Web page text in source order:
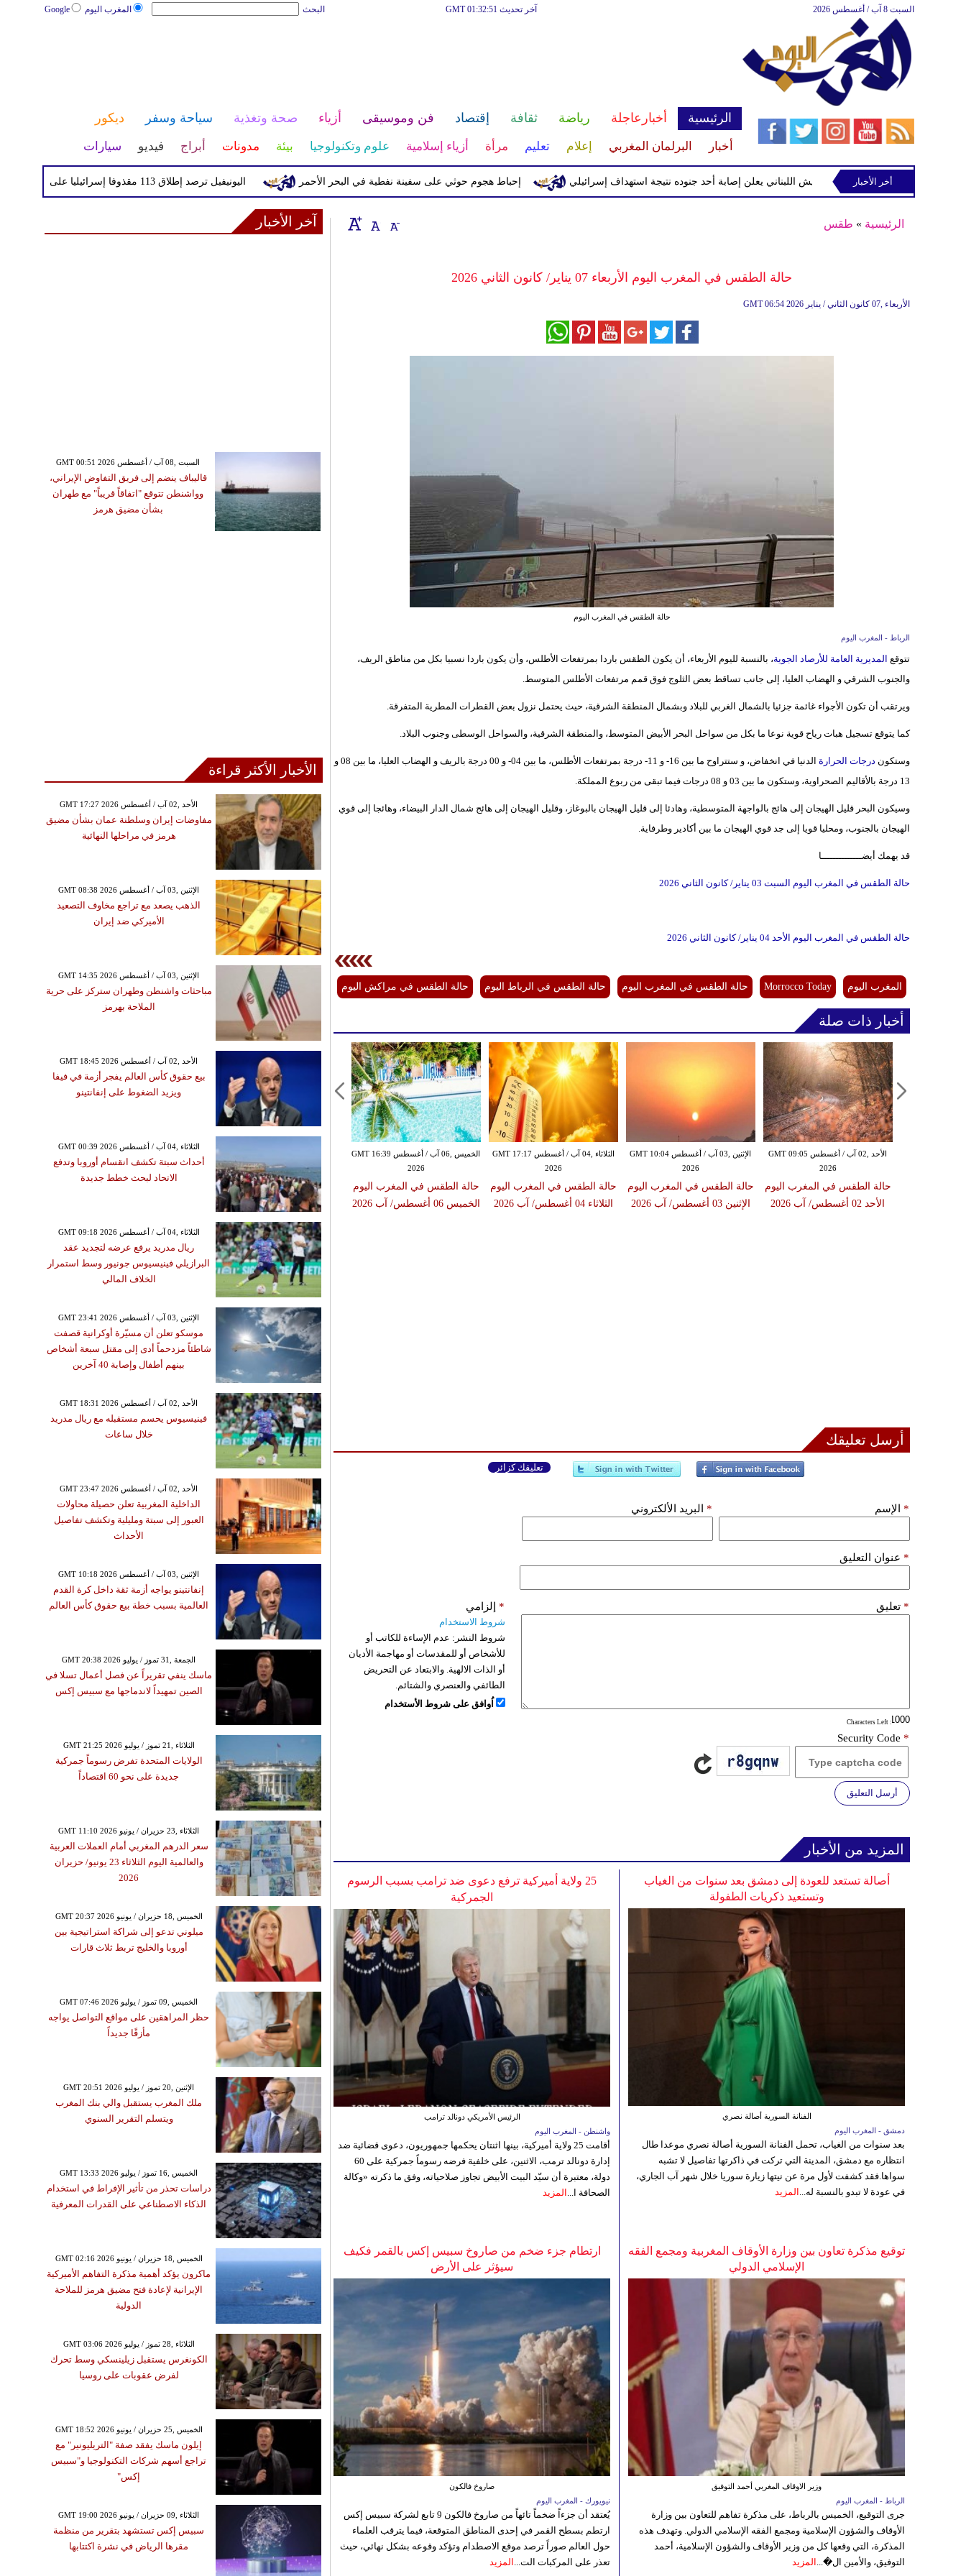
المغرب اليوم Google البحث آخر تحديث GMT 01:32:51 السبت 8 آب / أغسطس 2026
الرئيسية أخبارعاجلة رياضة ثقافة إقتصاد فن وموسيقى أزياء صحة وتغذية سياحة وسفر ديكور
أخبار البرلمان المغربي إعلام تعليم مرأة أزياء إسلامية علوم وتكنولوجيا بيئة مدونات أبراج فيديو سيارات
اليونيفيل ترصد إطلاق 113 مقذوفا إسرائيليا على لبنان خلال يوم واحد إحباط هجوم حوثي على سفينة نفطية في البحر الأحمر الجيش اللبناني يعلن إصابة أحد جنوده نتيجة استهداف إسرائيليأخر الأخبار
الرئيسية » طقس
حالة الطقس في المغرب اليوم الأربعاء 07 يناير/ كانون الثاني 2026
GMT 06:54 2026 الأربعاء ,07 كانون الثاني / يناير
حالة الطقس في المغرب اليوم
الرباط - المغرب اليوم
تتوقع المديرية العامة للأرصاد الجوية، بالنسبة لليوم الأربعاء، أن يكون الطقس باردا بمرتفعات الأطلس، وأن يكون باردا نسبيا بكل من مناطق الريف،
والجنوب الشرقي و الهضاب العليا، إلى جانب تساقط بعض الثلوج فوق قمم مرتفعات الأطلس المتوسط.
ويرتقب أن تكون الأجواء غائمة جزئيا بالشمال الغربي للبلاد وبشمال المنطقة الشرقية، حيث يحتمل نزول بعض القطرات المطرية المتفرقة.
كما يتوقع تسجيل هبات رياح قوية نوعا ما بكل من سواحل البحر الأبيض المتوسط، والمنطقة الشرقية، والسواحل الوسطى وجنوب البلاد.
وستكون درجات الحرارة
الدنيا في انخفاض، و ستتراوح ما بين 16- و 11- درجة بمرتفعات الأطلس، ما بين 04- و 00 درجة بالريف و الهضاب العليا، ما بين 08 و
13 درجة بالأقاليم الصحراوية، وستكون ما بين 03 و 08 درجات فيما تبقى من ربوع المملكة.
وسيكون البحر قليل الهيجان إلى هائج بالواجهة المتوسطية، وهادئا إلى قليل الهيجان بالبوغاز، وقليل الهيجان إلى هائج شمال الدار البيضاء، وهائجا إلى قوي
الهيجان بالجنوب، ومحليا قويا إلى جد قوي الهيجان ما بين أكادير وطرفاية.
قد يهمك أيضــــــــــــــا
حالة الطقس في المغرب اليوم السبت 03 يناير/ كانون الثاني 2026
حالة الطقس في المغرب اليوم الأحد 04 يناير/ كانون الثاني 2026
المغرب اليوم Morrocco Today حالة الطقس في المغرب اليوم حالة الطقس في الرباط اليوم حالة الطقس في مراكش اليوم
أخبار ذات صلة
الجمعة ,07 آب / أغسطس GMT 10:15
2026
حالة الطقس في المغرب اليوم
الجمعة 07 أغسطس/ آب 2026
الخميس ,06 آب / أغسطس GMT 16:39
2026
حالة الطقس في المغرب اليوم
الخميس 06 أغسطس/ آب 2026
الثلاثاء ,04 آب / أغسطس GMT 17:17
2026
حالة الطقس في المغرب اليوم
الثلاثاء 04 أغسطس/ آب 2026
الإثنين ,03 آب / أغسطس GMT 10:04
2026
حالة الطقس في المغرب اليوم
الإثنين 03 أغسطس/ آب 2026
الأحد ,02 آب / أغسطس GMT 09:05
2026
حالة الطقس في المغرب اليوم
الأحد 02 أغسطس/ آب 2026
أرسل تعليقك
تعليقك كزائر
الإسم * البريد الألكتروني *
عنوان التعليق *
تعليق *
: Characters Left
إلزامي *
شروط الاستخدام
شروط النشر: عدم الإساءة للكاتب أو
للأشخاص أو للمقدسات أو مهاجمة الأديان
أو الذات الالهية. والابتعاد عن التحريض
الطائفي والعنصري والشتائم.
اُوافق على شروط الأستخدام
Security Code *
أرسل التعليق
المزيد من الأخبار
25 ولاية أميركية ترفع دعوى ضد ترامب بسبب الرسوم
الجمركية
الرئيس الأمريكي دونالد ترامب
واشنطن - المغرب اليوم
أقامت 25 ولاية أميركية، بينها اثنتان يحكمها جمهوريون، دعوى قضائية ضد
إدارة دونالد ترمب، الاثنين، على خلفية فرضه رسوماً جمركية على 60
دولة، معتبرة أن سيّد البيت الأبيض تجاوز صلاحياته، وفق ما ذكرته «وكالة
الصحافة ا... المزيد
أصالة تستعد للعودة إلى دمشق بعد سنوات من الغياب
وتستعيد ذكريات الطفولة
الفنانة السورية أصالة نصري
دمشق - المغرب اليوم
بعد سنوات من الغياب، تحمل الفنانة السورية أصالة نصري موعدا طال
انتظاره مع دمشق، المدينة التي تركت في ذاكرتها تفاصيل لا تشبه
سواها.فقد كشفت لأول مرة عن نيتها زيارة سوريا خلال شهر آب الجاري،
في عودة لا تبدو بالنسبة له... المزيد
ارتطام جزء ضخم من صاروخ سبيس إكس بالقمر فكيف
سيؤثر على الأرض
صاروخ فالكون
نيويورك - المغرب اليوم
يُعتقد أن جزءاً ضخماً تائهاً من صاروخ فالكون 9 تابع لشركة سبيس إكس
ارتطم بسطح القمر في إحدى المناطق المتوقعة، فيما يترقب العلماء
حول العالم صوراً ترصد موقع الاصطدام وتؤكد وقوعه بشكل نهائي، حيث
تعذر على المركبات الت... المزيد
توقيع مذكرة تعاون بين وزارة الأوقاف المغربية ومجمع الفقه
الإسلامي الدولي
وزير الاوقاف المغربي أحمد التوفيق
الرباط - المغرب اليوم
جرى التوقيع، الخميس بالرباط، على مذكرة تفاهم للتعاون بين وزارة
الأوقاف والشؤون الإسلامية ومجمع الفقه الإسلامي الدولي. وتهدف هذه
المذكرة، التي وقعها كل من وزير الأوقاف والشؤون الإسلامية، أحمد
التوفيق، والأمين ال�... المزيد
آخر الأخبار
GMT 00:51 2026 السبت ,08 آب / أغسطس
قاليباف ينضم إلى فريق التفاوض الإيراني،
وواشنطن تتوقع "اتفاقاً قريباً" مع طهران
بشأن مضيق هرمز
الأخبار الأكثر قراءة
GMT 17:27 2026 الأحد ,02 آب / أغسطس
مفاوضات إيران وسلطنة عمان بشأن مضيق
هرمز في مراحلها النهائية
GMT 08:38 2026 الإثنين ,03 آب / أغسطس
الذهب يصعد مع تراجع مخاوف التصعيد
الأميركي ضد إيران
GMT 14:35 2026 الإثنين ,03 آب / أغسطس
مباحثات واشنطن وطهران ستركز على حرية
الملاحة بهرمز
GMT 18:45 2026 الأحد ,02 آب / أغسطس
بيع حقوق كأس العالم يفجر أزمة في فيفا
ويزيد الضغوط على إنفانتينو
GMT 00:39 2026 الثلاثاء ,04 آب / أغسطس
أحداث سبتة تكشف انقسام أوروبا وتدفع
الاتحاد لبحث خطط جديدة
GMT 09:18 2026 الثلاثاء ,04 آب / أغسطس
ريال مدريد يرفع عرضه لتجديد عقد
البرازيلي فينيسيوس جونيور وسط استمرار
الخلاف المالي
GMT 23:41 2026 الإثنين ,03 آب / أغسطس
موسكو تعلن أن مسيّرة أوكرانية قصفت
شاطئاً مزدحماً أدى إلى مقتل سبعة أشخاص
بينهم أطفال وإصابة 40 آخرين
GMT 18:31 2026 الأحد ,02 آب / أغسطس
فينيسيوس يحسم مستقبله مع ريال مدريد
خلال ساعات
GMT 23:47 2026 الأحد ,02 آب / أغسطس
الداخلية المغربية تعلن حصيلة محاولات
العبور إلى سبتة ومليلية وتكشف تفاصيل
الأحداث
GMT 10:18 2026 الإثنين ,03 آب / أغسطس
إنفانتينو يواجه أزمة ثقة داخل كرة القدم
العالمية بسبب خطة بيع حقوق كأس العالم
GMT 20:38 2026 الجمعة ,31 تموز / يوليو
ماسك ينفي تقريراً عن فصل أعمال تسلا في
الصين تمهيداً لاندماجها مع سبيس إكس
GMT 21:25 2026 الثلاثاء ,21 تموز / يوليو
الولايات المتحدة تفرض رسوماً جمركية
جديدة على نحو 60 اقتصاداً
GMT 11:10 2026 الثلاثاء ,23 حزيران / يونيو
سعر الدرهم المغربي أمام العملات العربية
والعالمية اليوم الثلاثاء 23 يونيو/ حزيران
2026
GMT 20:37 2026 الخميس ,18 حزيران / يونيو
ميلوني تدعو إلى شراكة استراتيجية بين
أوروبا والخليج تربط ثلاث قارات
GMT 07:46 2026 الخميس ,09 تموز / يوليو
حظر المراهقين على مواقع التواصل يواجه
مأزقًا جديداً
GMT 20:51 2026 الإثنين ,20 تموز / يوليو
ملك المغرب يستقبل والي بنك المغرب
ويتسلم التقرير السنوي
GMT 13:33 2026 الخميس ,16 تموز / يوليو
دراسات تحذر من تأثير الإفراط في استخدام
الذكاء الاصطناعي على القدرات المعرفية
GMT 02:16 2026 الخميس ,18 حزيران / يونيو
ماكرون يؤكد أهمية مذكرة التفاهم الأميركية
الإيرانية لإعادة فتح مضيق هرمز للملاحة
الدولية
GMT 03:06 2026 الثلاثاء ,28 تموز / يوليو
الكونغرس يستقبل زيلينسكي وسط تحرك
لفرض عقوبات على روسيا
GMT 18:52 2026 الخميس ,25 حزيران / يونيو
إيلون ماسك يفقد صفة "التريليونير" مع
تراجع أسهم شركات التكنولوجيا و"سبيس
إكس"
GMT 19:00 2026 الثلاثاء ,09 حزيران / يونيو
سبيس إكس تستشهد بتقرير من منظمة
مقرها الرياض في نشرة اكتتابها